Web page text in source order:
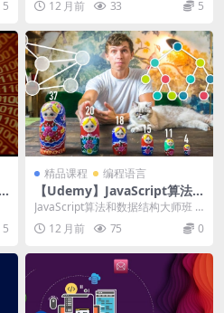
5 12 月前 33 5
5
精品课程 编程语言
【Udemy】JavaScript算法
和数据结构大师班
JavaScript算法和数据结构大师班 |
JavaScript Algori...
12 月前 75 0